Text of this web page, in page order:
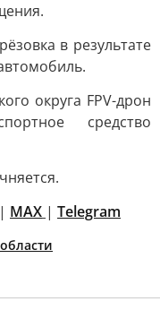
в результате
округа FPV-дрон
средство
| MAX | Telegram